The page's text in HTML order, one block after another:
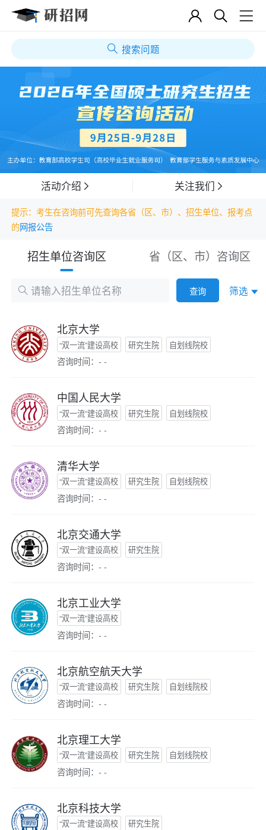
搜索问题
活动介绍 关注我们
提示：考生在咨询前可先查询各省（区、市）、招生单位、报考点
的网报公告
招生单位咨询区 省（区、市）咨询区
查询 筛选
北京大学
“双一流”建设高校 研究生院 自划线院校
咨询时间：- -
中国人民大学
“双一流”建设高校 研究生院 自划线院校
咨询时间：- -
清华大学
“双一流”建设高校 研究生院 自划线院校
咨询时间：- -
北京交通大学
“双一流”建设高校 研究生院
咨询时间：- -
北京工业大学
“双一流”建设高校
咨询时间：- -
北京航空航天大学
“双一流”建设高校 研究生院 自划线院校
咨询时间：- -
北京理工大学
“双一流”建设高校 研究生院 自划线院校
咨询时间：- -
北京科技大学
“双一流”建设高校 研究生院